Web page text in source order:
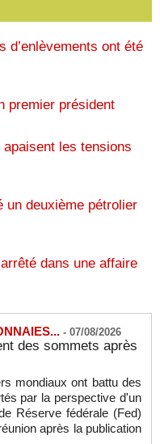
d’enlèvements ont été
premier président
les tensions
un deuxième pétrolier
dans une affaire
- 07/08/2026
des sommets après
mondiaux ont battu des
par la perspective d'un
Réserve fédérale (Fed)
après la publication